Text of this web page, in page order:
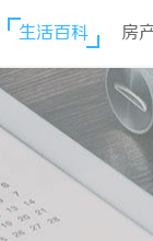
生活百科 房